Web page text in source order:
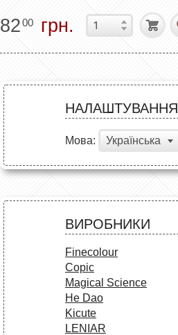
8200 грн.
НАЛАШТУВАННЯ
Мова: Українська
ВИРОБНИКИ
Finecolour
Copic
Magical Science
He Dao
Kicute
LENIAR